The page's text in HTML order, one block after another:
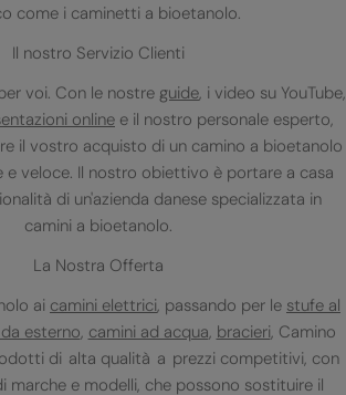
come i caminetti a bioetanolo.
Il nostro Servizio Clienti
voi. Con le nostre guide, i video su YouTube,
online e il nostro personale esperto,
il vostro acquisto di un camino a bioetanolo
e veloce. Il nostro obiettivo è portare a casa
di un'azienda danese specializzata in
camini a bioetanolo.
La Nostra Offerta
ai camini elettrici, passando per le stufe al
esterno, camini ad acqua, bracieri, Camino
di alta qualità a prezzi competitivi, con
marche e modelli, che possono sostituire il